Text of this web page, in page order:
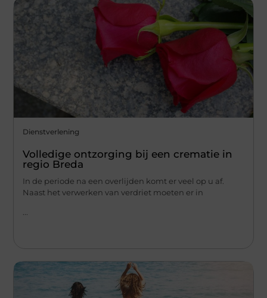
Dienstverlening
Volledige ontzorging bij een crematie in
regio Breda
In de periode na een overlijden komt er veel op u af.
Naast het verwerken van verdriet moeten er in
...